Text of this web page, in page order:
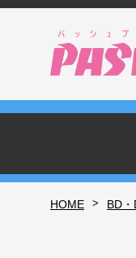
HOME > BD